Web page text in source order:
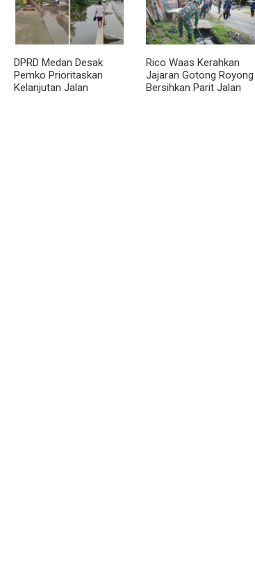
DPRD Medan Desak
Pemko Prioritaskan
Kelanjutan Jalan
Rico Waas Kerahkan
Jajaran Gotong Royong
Bersihkan Parit Jalan